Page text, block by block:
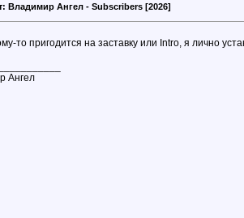
Владимир Ангел - Subscribers [2026]
то пригодится на заставку или Intro, я лично
Ангел